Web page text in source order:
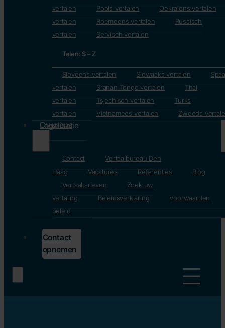
vertalen
Pools vertalen
Oekraïens vertalen
vertalen
Roemeens vertalen
Russisch
vertalen
Servisch vertalen
Talen: S – Z
Sloveens vertalen Slowaaks vertalen
vertalen
Sranan Tongo vertalen
Thai
vertalen
Tsjechisch vertalen
Turks
vertalen
Vietnamees vertalen Zweeds
Legalisatie
Over ons
Contact
Vertaalbureau Den
Haag
Vacatures Referenties
Blog
Vertaaltarieven
Zoek uw
vertaling
Beleidsverklaring
Voorwaarden
beleid
Contact
opnemen